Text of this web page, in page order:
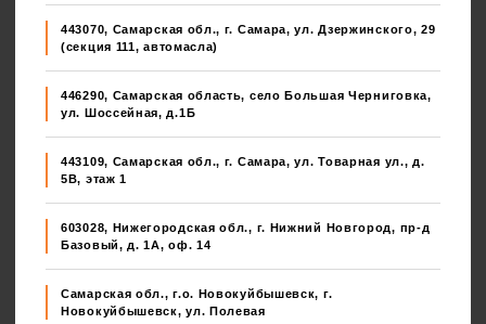
443070, Самарская обл., г. Самара, ул. Дзержинского, 29
(секция 111, автомасла)
446290, Самарская область, село Большая Черниговка,
ул. Шоссейная, д.1Б
443109, Самарская обл., г. Самара, ул. Товарная ул., д.
5В, этаж 1
603028, Нижегородская обл., г. Нижний Новгород, пр-д
Базовый, д. 1А, оф. 14
Самарская обл., г.о. Новокуйбышевск, г.
Новокуйбышевск, ул. Полевая